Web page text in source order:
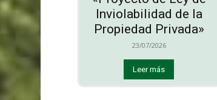
Inviolabilidad de la
Propiedad Privada»
23/07/2026
Leer más